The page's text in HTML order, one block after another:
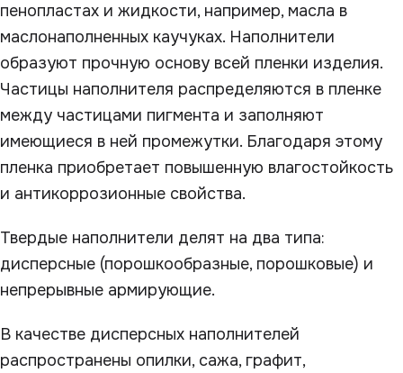
пенопластах и жидкости, например, масла в
маслонаполненных каучуках. Наполнители
образуют прочную основу всей пленки изделия.
Частицы наполнителя распределяются в пленке
между частицами пигмента и заполняют
имеющиеся в ней промежутки. Благодаря этому
пленка приобретает повышенную влагостойкость
и антикоррозионные свойства.
Твердые наполнители делят на два типа:
дисперсные (порошкообразные, порошковые) и
непрерывные армирующие.
В качестве дисперсных наполнителей
распространены опилки, сажа, графит,